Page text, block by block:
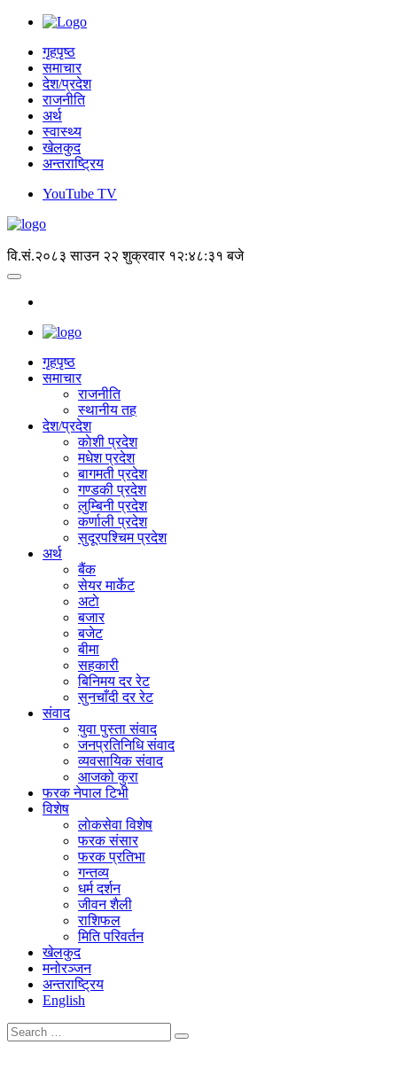
गृहपृष्ठ
समाचार
देश/प्रदेश
राजनीति
अर्थ
स्वास्थ्य
खेलकुद
अन्तराष्ट्रिय
YouTube TV
वि.सं.२०८३ साउन २२ शुक्रवार १२:४८:३१ बजे
गृहपृष्‍ठ
समाचार
राजनीति
स्थानीय तह
देश/प्रदेश
काेशी प्रदेश
मधेश प्रदेश
बागमती प्रदेश
गण्डकी प्रदेश
लुम्बिनी प्रदेश
कर्णाली प्रदेश
सुदूरपश्चिम प्रदेश
अर्थ
बैंक
सेयर मार्केट
अटाे
बजार
बजेट
बीमा
सहकारी
बिनिमय दर रेट
सुनचाँदी दर रेट
संवाद
युवा पुस्ता संवाद
जनप्रतिनिधि संवाद
व्यवसायिक संवाद
आजको कुरा
फरक नेपाल टिभी
विशेष
लाेकसेवा विशेष
फरक संसार
फरक प्रतिभा
गन्तव्य
धर्म दर्शन
जीवन शैली
राशिफल
मिति परिवर्तन
खेलकुद
मनोरञ्जन
अन्तराष्ट्रिय
English